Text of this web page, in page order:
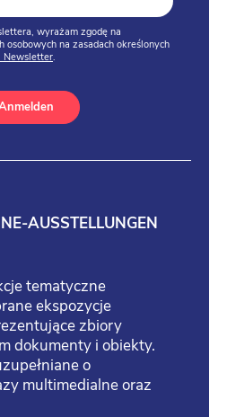
wyrażam zgodę na
osobowych na zasadach określonych
Newsletter.
AUSSTELLUNGEN
tematyczne
ekspozycje
zbiory
dokumenty i obiekty.
o
multimedialne oraz